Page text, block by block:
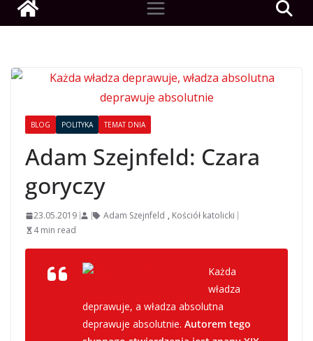
BLOG POLITYKA TEMAT DNIA
Adam Szejnfeld: Czara
goryczy
23.05.2019 Adam Szejnfeld , Kościół katolicki
4 min read
Każda
władza
deprawuje, a władza absolutna
deprawuje absolutnie. Autorem tego